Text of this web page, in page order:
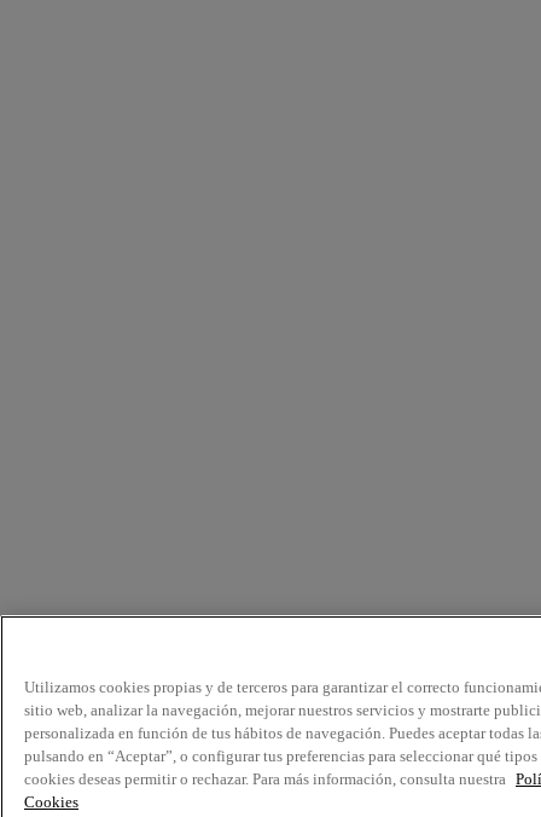
Utilizamos cookies propias y de terceros para garantizar el correcto
sitio web, analizar la navegación, mejorar nuestros servicios y mostrarte
personalizada en función de tus hábitos de navegación. Puedes aceptar todas
pulsando en “Aceptar”, o configurar tus preferencias para seleccionar qué tipos
cookies deseas permitir o rechazar. Para más información, consulta nuestra
Cookies